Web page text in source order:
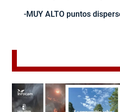
-MUY ALTO puntos